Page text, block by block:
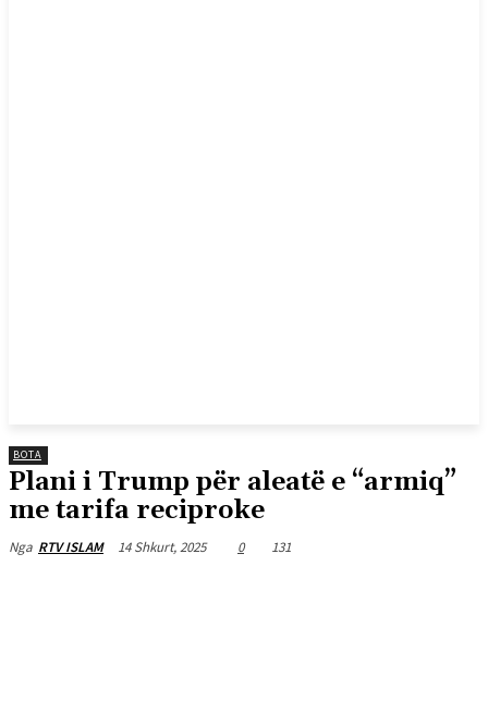
BOTA
Plani i Trump për aleatë e “armiq”
me tarifa reciproke
Nga RTV ISLAM 14 Shkurt, 2025 0 131